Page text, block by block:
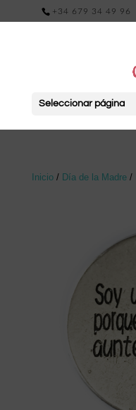
+34 679 34 49 96
Seleccionar página
Inicio/ Día de la Madre/